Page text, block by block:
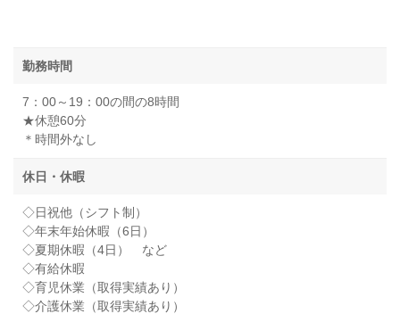
勤務時間
7：00～19：00の間の8時間
★休憩60分
＊時間外なし
休日・休暇
◇日祝他（シフト制）
◇年末年始休暇（6日）
◇夏期休暇（4日） など
◇有給休暇
◇育児休業（取得実績あり）
◇介護休業（取得実績あり）